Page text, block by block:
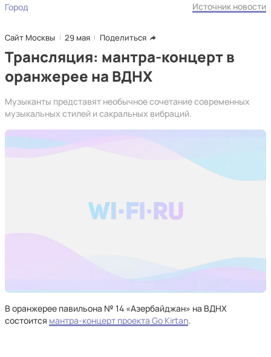
Город Источник новости
Сайт Москвы 29 мая Поделиться
Трансляция: мантра-концерт в
оранжерее на ВДНХ
Музыканты представят необычное сочетание современных
музыкальных стилей и сакральных вибраций.
В оранжерее павильона № 14 «Азербайджан» на ВДНХ
состоится мантра-концерт проекта Go Kirtan.